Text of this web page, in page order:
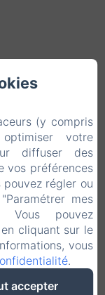
(y compris
votre
diffuser des
vos préférences
régler ou
mes
Vous pouvez
cliquant sur le
vous
.
accepter